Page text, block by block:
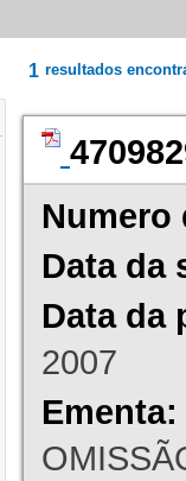
1 resultados
Numero
Data da
Data da
2007
Ementa: